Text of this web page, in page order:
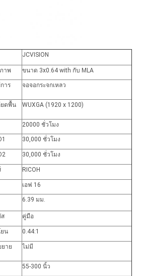
JCVISION
าพ ขนาด 3x0.64 with กับ MLA
าร
จอจอกระจกเหลว
ยดพื้น
WUXGA (1920 x 1200)
20000 ชั่วโมง
30,000 ชั่วโมง
30,000 ชั่วโมง
RICOH
เอฟ 16
6.39 มม.
คู่มือ
ยน 0.44:1
ยาย
ไม่มี
55-300 นิ้ว